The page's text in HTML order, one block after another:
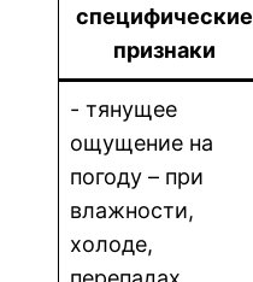
специфические
признаки
- тянущее
ощущение на
погоду – при
влажности,
холоде,